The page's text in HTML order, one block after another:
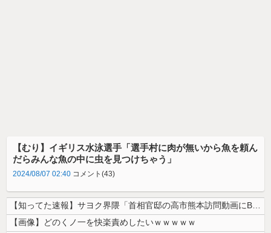
【むり】イギリス水泳選手「選手村に肉が無いから魚を頼ん
だらみんな魚の中に虫を見つけちゃう」
2024/08/07 02:40 コメント(43)
【知ってた速報】サヨク界隈「首相官邸の高市熊本訪問動画にBGMが付いて...
【画像】どのくノ一を快楽責めしたいｗｗｗｗｗ